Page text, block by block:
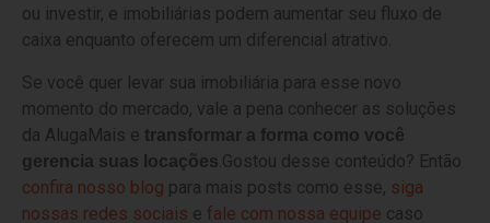
ou investir, e imobiliárias podem aumentar seu fluxo de
caixa enquanto oferecem um diferencial atrativo.
Se você quer levar sua imobiliária para esse novo
momento do mercado, vale a pena conhecer as soluções
da AlugaMais e transformar a forma como você
gerencia suas locações .Gostou desse conteúdo? Então
confira nosso blog para mais posts como esse, siga
nossas redes sociais e fale com nossa equipe caso